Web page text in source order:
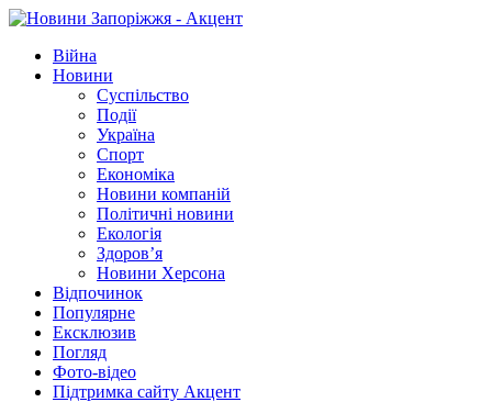
Війна
Новини
Суспільство
Події
Україна
Спорт
Економіка
Новини компаній
Політичні новини
Екологія
Здоров’я
Новини Херсона
Відпочинок
Популярне
Ексклюзив
Погляд
Фото-відео
Підтримка сайту Акцент